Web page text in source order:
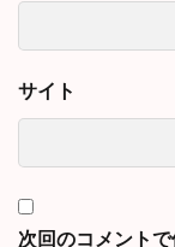
サイト
次回のコメント